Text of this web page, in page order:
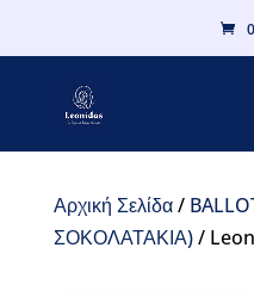
Αρχική Σελίδα/
ΣΟΚΟΛΑΤΑΚΙΑ)/